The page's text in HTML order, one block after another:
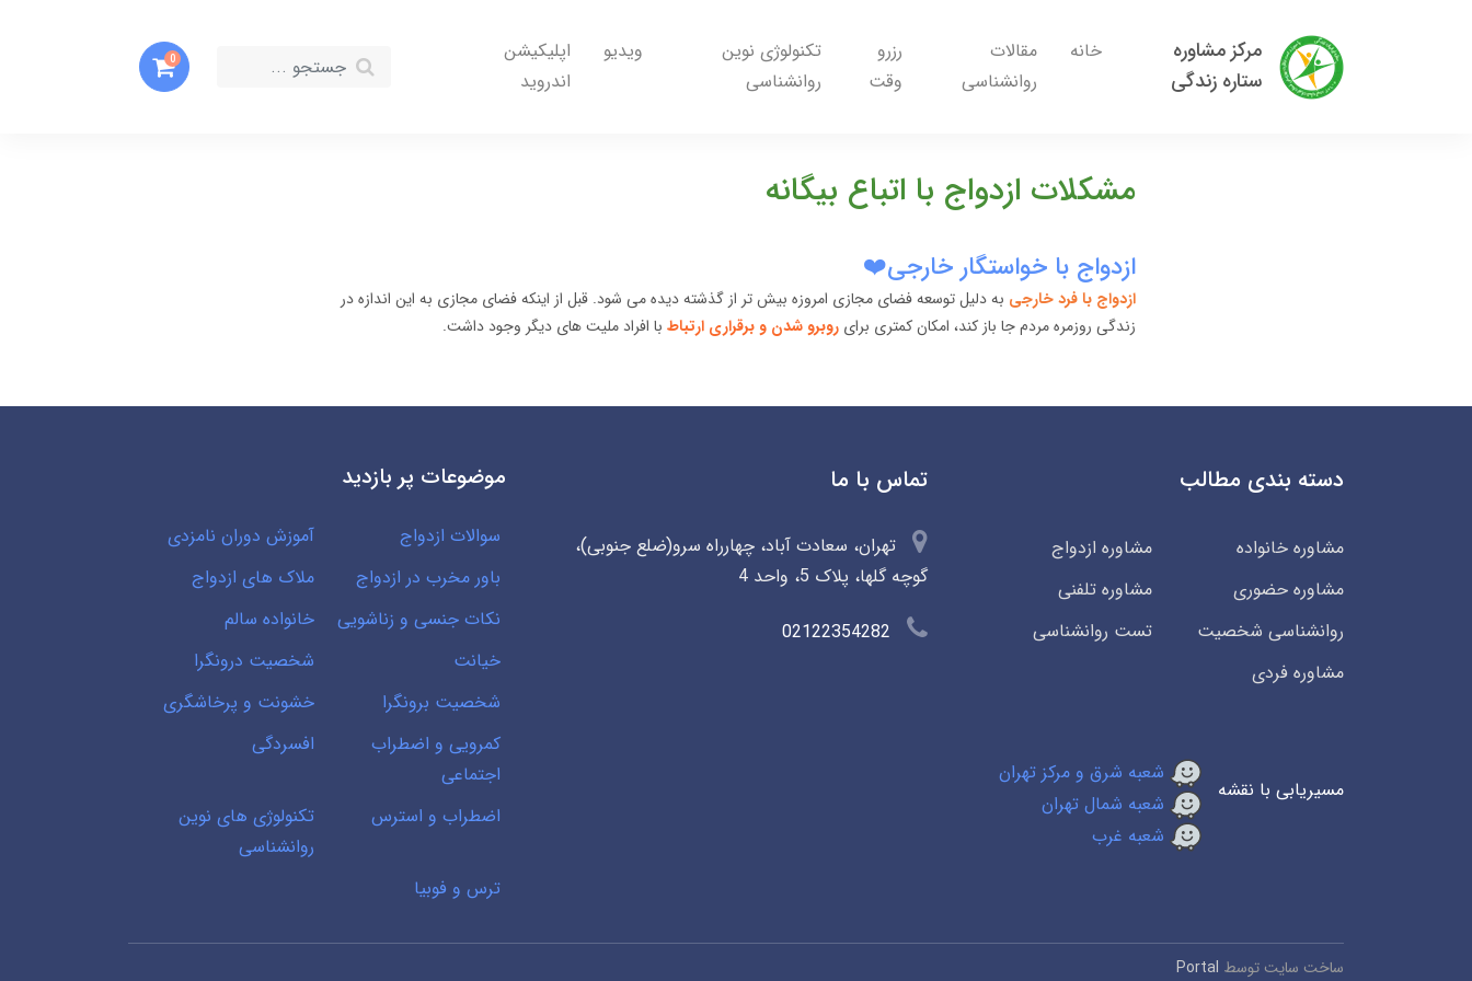
مرکز مشاوره
ستاره زندگی
خانه
مقالات
روانشناسی
رزرو
وقت
تکنولوژی نوین
روانشناسی
ویدیو
اپلیکیشن
اندروید
0
مشکلات ازدواج با اتباع بیگانه
ازدواج با خواستگار خارجی❤️
ازدواج با فرد خارجی به دلیل توسعه فضای مجازی امروزه بیش تر از گذشته دیده می شود. قبل از اینکه فضای مجازی به این اندازه در
زندگی روزمره مردم جا باز کند، امکان کمتری برای روبرو شدن و برقراری ارتباط با افراد ملیت های دیگر وجود داشت.
دسته بندی مطالب
مشاوره خانواده
مشاوره ازدواج
مشاوره حضوری
مشاوره تلفنی
روانشناسی شخصیت
تست روانشناسی
مشاوره فردی
مسیریابی با نقشه
شعبه شرق و مرکز تهران
شعبه شمال تهران
شعبه غرب
تماس با ما
تهران، سعادت آباد، چهارراه سرو(ضلع جنوبی)،
گوچه گلها، پلاک 5، واحد 4
02122354282
موضوعات پر بازدید
سوالات ازدواج
آموزش دوران نامزدی
باور مخرب در ازدواج
ملاک های ازدواج
نکات جنسی و زناشویی
خانواده سالم
خیانت
شخصیت درونگرا
شخصیت برونگرا
خشونت و پرخاشگری
کمرویی و اضطراب
اجتماعی
افسردگی
اضطراب و استرس
تکنولوژی های نوین
روانشناسی
ترس و فوبیا
ساخت سایت توسط Portal